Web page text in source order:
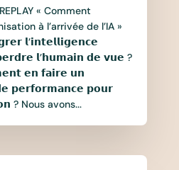
« Comment
à l’arrivée de l’IA »
𝗹’𝗶𝗻𝘁𝗲𝗹𝗹𝗶𝗴𝗲𝗻𝗰𝗲
𝗽𝗲𝗿𝗱𝗿𝗲 𝗹’𝗵𝘂𝗺𝗮𝗶𝗻 𝗱𝗲 𝘃𝘂𝗲 ?
𝗲𝗻 𝗳𝗮𝗶𝗿𝗲 𝘂𝗻
𝗽𝗲𝗿𝗳𝗼𝗿𝗺𝗮𝗻𝗰𝗲 𝗽𝗼𝘂𝗿
? Nous avons...